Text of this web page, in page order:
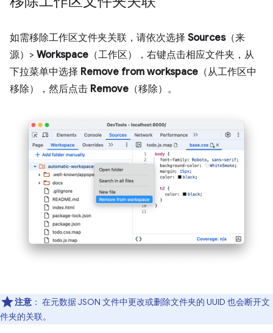
如需移除工作区文件夹关联，请依次选择 Sources（来
源）> Workspace （工作区），右键点击相应文件夹，从
下拉菜单中选择 Remove from workspace （从工作区中
移除），然后点击 Remove （移除）。
注意 ： 在元数据 JSON 文件中更改或删除文件夹的 UUID 也会断开文
件夹的关联。